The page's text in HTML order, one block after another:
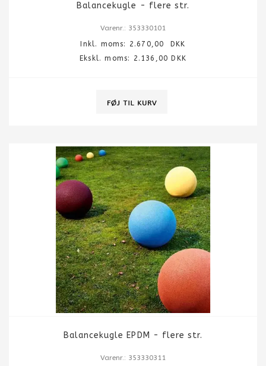
Balancekugle - flere str.
Varenr.: 353330101
Inkl. moms: 2.670,00
DKK
Ekskl. moms: 2.136,00 DKK
Balancekugle EPDM - flere str.
Varenr.: 353330311